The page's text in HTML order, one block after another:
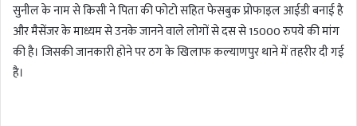
सुनील के नाम से किसी ने पिता की फोटो सहित फेसबुक प्रोफाइल आईडी बनाई है
और मैसेंजर के माध्यम से उनके जानने वाले लोगों से दस से 15000 रुपये की मांग
की है। जिसकी जानकारी होने पर ठग के खिलाफ कल्याणपुर थाने में तहरीर दी गई
है।